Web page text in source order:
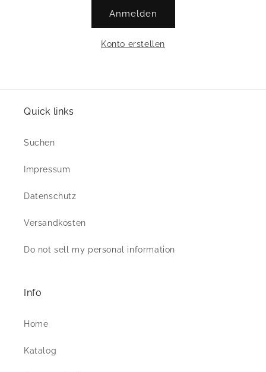
Anmelden
Konto erstellen
Quick links
Suchen
Impressum
Datenschutz
Versandkosten
Do not sell my personal information
Info
Home
Katalog